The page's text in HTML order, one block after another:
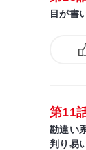
目が書
第11
勘違い
判り易